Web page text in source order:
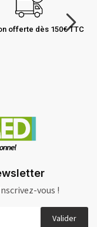
offerte dès 150€ TTC
vous !
Valider